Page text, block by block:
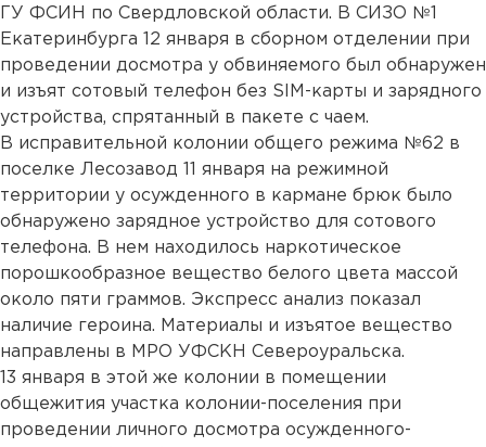
ГУ ФСИН по Свердловской области. В СИЗО №1
Екатеринбурга 12 января в сборном отделении при
проведении досмотра у обвиняемого был обнаружен
и изъят сотовый телефон без SIM-карты и зарядного
устройства, спрятанный в пакете с чаем.
В исправительной колонии общего режима №62 в
поселке Лесозавод 11 января на режимной
территории у осужденного в кармане брюк было
обнаружено зарядное устройство для сотового
телефона. В нем находилось наркотическое
порошкообразное вещество белого цвета массой
около пяти граммов. Экспресс анализ показал
наличие героина. Материалы и изъятое вещество
направлены в МРО УФСКН Североуральска.
13 января в этой же колонии в помещении
общежития участка колонии-поселения при
проведении личного досмотра осужденного-